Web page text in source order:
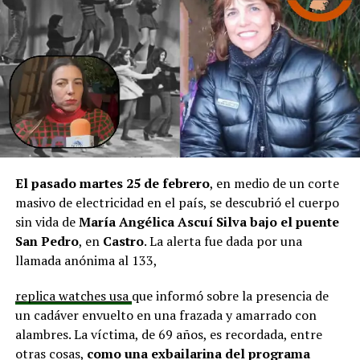
en línea con una disminución de los montos disponibles,
agregando que en su comuna tienen iniciativas
aprobadas que aún esperan financiamiento, como la
infraestructura del Club Deportivo Bernardo O’Higgins
y el cierre perimetral del Club Deportivo Aucar, obras
fundamentales para el desarrollo comunitario.
El alcalde de Quemchi, Javier Ugarte, expresó una
situación similar, señalando que en su comuna tienen
proyectos elegibles tanto en PMU como en PMB, pero
que hasta la fecha no han recibido respuesta clara sobre
si se entregarán los recursos.“Preocupa esta situación,
estos son proyectos que vienen trabajándose desde
hace tiempo y que hoy están en riesgo por la falta de
En la comuna deCuraco de Vélez, la alcaldesa Javiera
Yáñezindicó que históricamente la Subdere ha apoyado
a los municipios en diversos proyectos y que confía en
El pasado martes 25 de febrero, en medio de un corte
masivo de electricidad en el país, se descubrió el cuerpo
sin vida deMaría Angélica Ascuí Silvabajo el puente
San Pedro, en Castro. La alerta fue dada por una
llamada anónima al 133,
replica watches usa que informó sobre la presencia de
un cadáver envuelto en una frazada y amarrado con
alambres. La víctima, de 69 años, es recordada, entre
otras cosas, como una exbailarina del programa